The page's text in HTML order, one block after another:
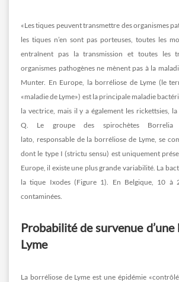
«Les tiques peuvent transmettre des organismes
les tiques n’en sont pas porteuses, toutes les
entraînent pas la transmission et toutes les
organismes pathogènes ne mènent pas à la
Munter. En Europe, la borréliose de Lyme (le
«maladie de Lyme») est la principale maladie
la vectrice, mais il y a également les rickettsies,
Q. Le groupe des spirochètes Borrelia
lato, responsable de la borréliose de Lyme, se
dont le type I (strictu sensu) est uniquement
Europe, il existe une plus grande variabilité. La
la tique Ixodes (Figure 1). En Belgique, 10 à
contaminées.
Probabilité de survenue
Lyme
La borréliose de Lyme est une épidémie